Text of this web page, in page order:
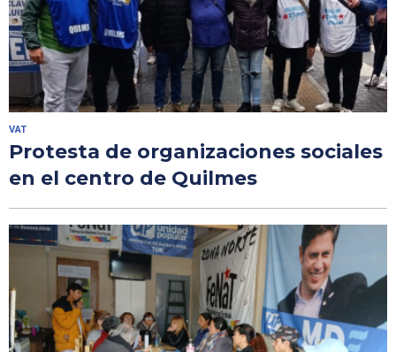
VAT
Protesta de organizaciones sociales
en el centro de Quilmes